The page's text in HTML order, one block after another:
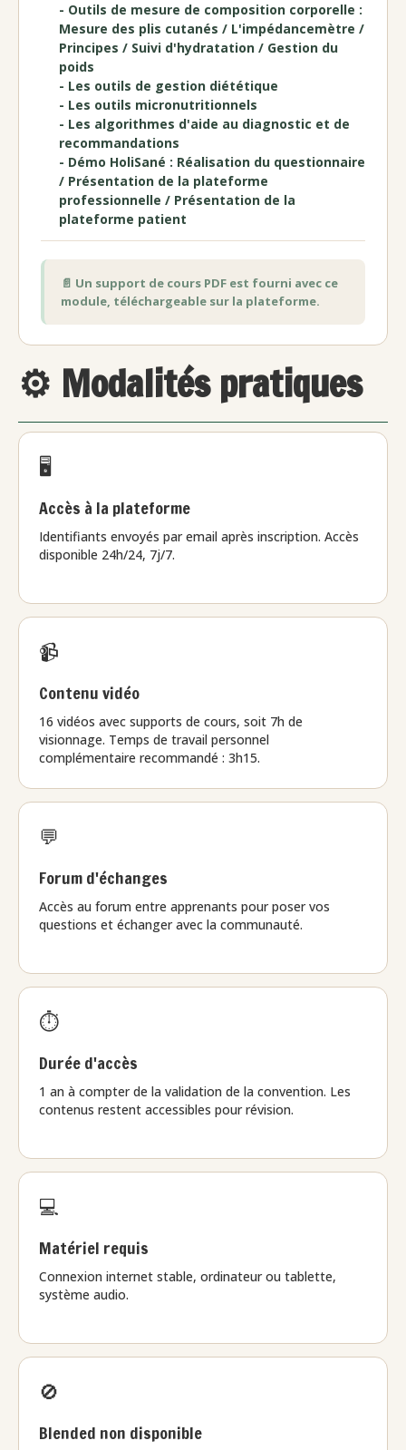
- Outils de mesure de composition corporelle :
Mesure des plis cutanés / L'impédancemètre /
Principes / Suivi d'hydratation / Gestion du
poids
- Les outils de gestion diététique
- Les outils micronutritionnels
- Les algorithmes d'aide au diagnostic et de
recommandations
- Démo HoliSané : Réalisation du questionnaire
/ Présentation de la plateforme
professionnelle / Présentation de la
plateforme patient
📄 Un support de cours PDF est fourni avec ce
module, téléchargeable sur la plateforme.
⚙️ Modalités pratiques
🖥️
Accès à la plateforme
Identifiants envoyés par email après inscription. Accès
disponible 24h/24, 7j/7.
📹
Contenu vidéo
16 vidéos avec supports de cours, soit 7h de
visionnage. Temps de travail personnel
complémentaire recommandé : 3h15.
💬
Forum d'échanges
Accès au forum entre apprenants pour poser vos
questions et échanger avec la communauté.
⏱️
Durée d'accès
1 an à compter de la validation de la convention. Les
contenus restent accessibles pour révision.
💻
Matériel requis
Connexion internet stable, ordinateur ou tablette,
système audio.
🚫
Blended non disponible